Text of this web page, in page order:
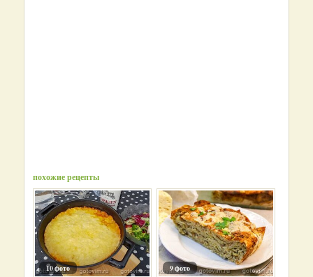
похожие рецепты
10 фото
9 фото